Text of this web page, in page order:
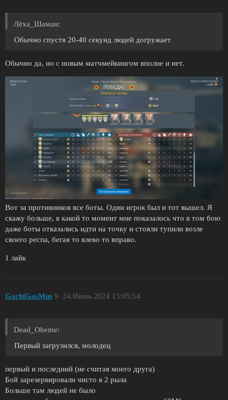
Лёха_Шаман:
Обычно спустя 20-40 секунд людей догружает
Обычно да, но с новым матчмейкингом вполне и нет.
Вот за противников все боты. Один игрок был и тот вышел. Я
скажу больше, в какой то момент мне показалось что в том бою
даже боты отказались идти на точку и стояли тупили возле
своего респа, бегая то влево то вправо.
1 лайк
GachiGasMus 24.Июнь.2024 15:05:54
9
Dead_Obeme:
Первый загрузился, молодец
первый и последний (не считая моего друга)
Бой зарезервировали чисто в 2 рыла
Больше там людей не было